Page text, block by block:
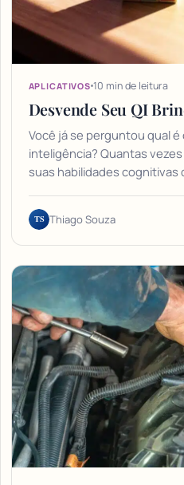
APLICATIVOS 10 min de leitura
Desvende Seu QI
Você já se perguntou qual é
inteligência? Quantas
suas habilidades cognitivas
TS Thiago Souza